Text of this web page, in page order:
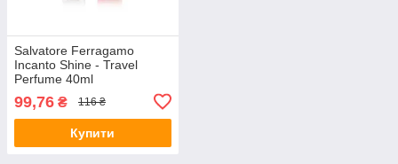
Salvatore Ferragamo
Incanto Shine - Travel
Perfume 40ml
99,76 ₴ 116 ₴
Купити